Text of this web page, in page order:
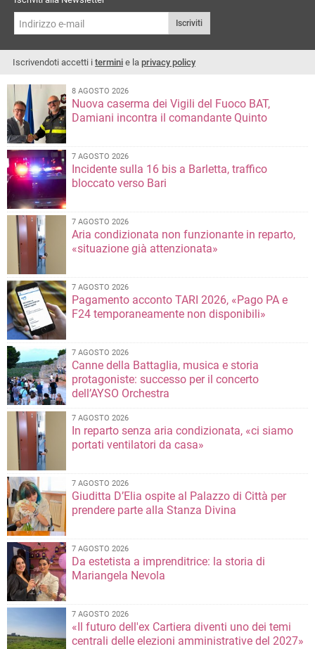
Iscriviti
Iscrivendoti accetti i termini e la privacy policy
8 AGOSTO 2026
Nuova caserma dei Vigili del Fuoco BAT,
Damiani incontra il comandante Quinto
7 AGOSTO 2026
Incidente sulla 16 bis a Barletta, traffico
bloccato verso Bari
7 AGOSTO 2026
Aria condizionata non funzionante in reparto,
«situazione già attenzionata»
7 AGOSTO 2026
Pagamento acconto TARI 2026, «Pago PA e
F24 temporaneamente non disponibili»
7 AGOSTO 2026
Canne della Battaglia, musica e storia
protagoniste: successo per il concerto
dell’AYSO Orchestra
7 AGOSTO 2026
In reparto senza aria condizionata, «ci siamo
portati ventilatori da casa»
7 AGOSTO 2026
Giuditta D’Elia ospite al Palazzo di Città per
prendere parte alla Stanza Divina
7 AGOSTO 2026
Da estetista a imprenditrice: la storia di
Mariangela Nevola
7 AGOSTO 2026
«Il futuro dell'ex Cartiera diventi uno dei temi
centrali delle elezioni amministrative del 2027»